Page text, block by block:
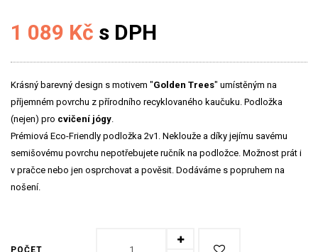
1 089 Kč s DPH
Krásný barevný design s motivem "Golden Trees" umístěným na
příjemném povrchu z přírodního recyklovaného kaučuku. Podložka
(nejen) pro cvičení jógy.
Prémiová Eco-Friendly podložka 2v1. Neklouže a díky jejímu savému
semišovému povrchu nepotřebujete ručník na podložce. Možnost prát i
v pračce nebo jen osprchovat a pověsit. Dodáváme s popruhem na
nošení.